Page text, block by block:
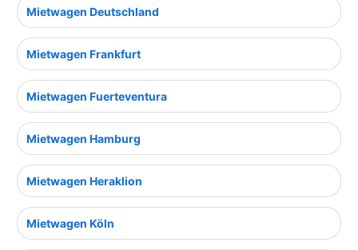
Mietwagen Deutschland
Mietwagen Frankfurt
Mietwagen Fuerteventura
Mietwagen Hamburg
Mietwagen Heraklion
Mietwagen Köln